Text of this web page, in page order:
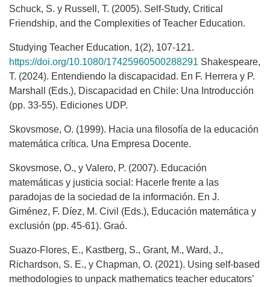
Schuck, S. y Russell, T. (2005). Self-Study, Critical
Friendship, and the Complexities of Teacher Education.
Studying Teacher Education, 1(2), 107-121.
https://doi.org/10.1080/17425960500288291 Shakespeare,
T. (2024). Entendiendo la discapacidad. En F. Herrera y P.
Marshall (Eds.), Discapacidad en Chile: Una Introducción
(pp. 33-55). Ediciones UDP.
Skovsmose, O. (1999). Hacia una filosofía de la educación
matemática crítica. Una Empresa Docente.
Skovsmose, O., y Valero, P. (2007). Educación
matemáticas y justicia social: Hacerle frente a las
paradojas de la sociedad de la información. En J.
Giménez, F. Díez, M. Civil (Eds.), Educación matemática y
exclusión (pp. 45-61). Graó.
Suazo-Flores, E., Kastberg, S., Grant, M., Ward, J.,
Richardson, S. E., y Chapman, O. (2021). Using self-based
methodologies to unpack mathematics teacher educators’